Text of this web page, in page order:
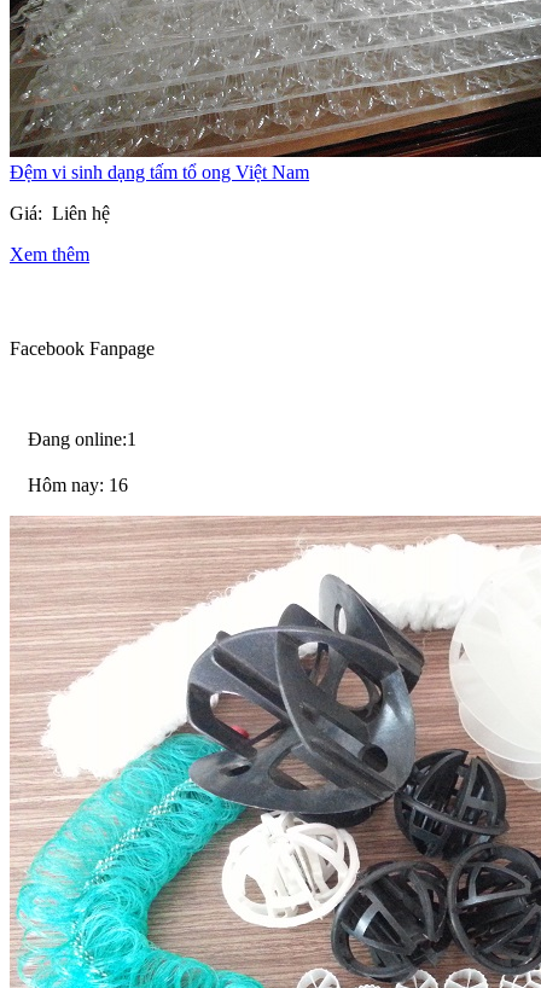
Đệm vi sinh dạng tấm tổ ong Việt Nam
Giá: Liên hệ
Xem thêm
Facebook Fanpage
Đang online:1
Hôm nay: 16